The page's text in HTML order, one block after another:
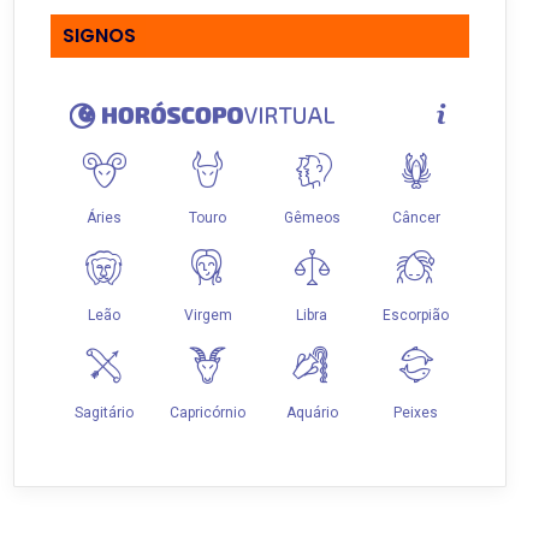
SIGNOS